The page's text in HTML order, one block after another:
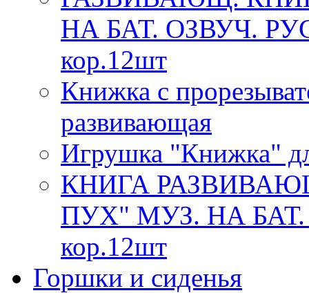
НА БАТ. ОЗВУЧ.
кор.12шт
Книжка с
развивающая
Игрушка "Книжка"
КНИГА
ПУХ" МУЗ. НА
кор.12шт
Горшки и сиденья